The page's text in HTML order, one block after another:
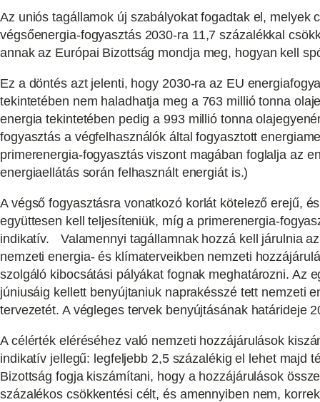
Az uniós tagállamok új szabályokat fogadtak el, melyek
végsőenergia-fogyasztás 2030-ra 11,7 százalékkal
annak az Európai Bizottság mondja meg, hogyan kell
Ez a döntés azt jelenti, hogy 2030-ra az EU
tekintetében nem haladhatja meg a 763 millió tonna
energia tekintetében pedig a 993 millió tonna
fogyasztás a végfelhasználók által fogyasztott
primerenergia-fogyasztás viszont magában foglalja az
energiaellátás során felhasznált energiát is.)
A végső fogyasztásra vonatkozó korlát kötelező erejű,
együttesen kell teljesíteniük, míg a primerenergia-
indikatív. Valamennyi tagállamnak hozzá kell járulnia
nemzeti energia- és klímaterveikben nemzeti
szolgáló kibocsátási pályákat fognak meghatározni. Az
júniusáig kellett benyújtaniuk naprakésszé tett nemzeti
tervezetét. A végleges tervek benyújtásának határideje
A célérték eléréséhez való nemzeti hozzájárulások
indikatív jellegű: legfeljebb 2,5 százalékig el lehet majd
Bizottság fogja kiszámítani, hogy a hozzájárulások
százalékos csökkentési célt, és amennyiben nem,